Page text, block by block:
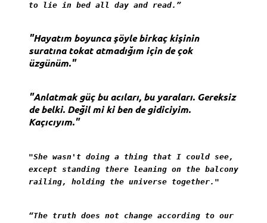
to lie in bed all day and read.”
"Hayatım boyunca şöyle birkaç kişinin
suratına tokat atmadığım için de çok
üzgünüm."
"Anlatmak güç bu acıları, bu yaraları. Gereksiz
de belki. Değil mi ki ben de gidiciyim.
Kaçıcıyım."
"She wasn't doing a thing that I could see,
except standing there leaning on the balcony
railing, holding the universe together."
“The truth does not change according to our